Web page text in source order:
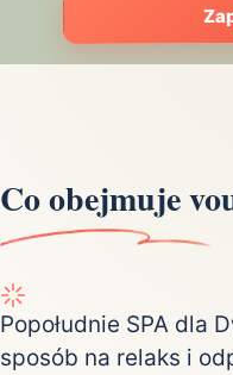
Co obejmuje
Popołudnie SPA dla
sposób na relaks i